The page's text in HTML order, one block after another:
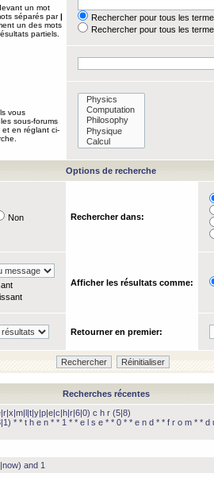
un mot
séparés par|
un des mots
partiels.
Rechercher pour tous les
Rechercher pour tous les
vous
sous-forums
en réglant ci-
Options de recherche
Non Rechercher dans:
Afficher les résultats comme:
Retourner en premier:
Recherches récentes
c h r (5|8)
* * t h e n * * 1 * * e l s e * * 0 * * e n d * * f r o m * * d
and 1